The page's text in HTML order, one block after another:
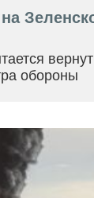
обороны